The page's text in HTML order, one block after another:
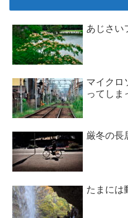
あじさ
マイクロ
ってしま
厳冬の長
たまには